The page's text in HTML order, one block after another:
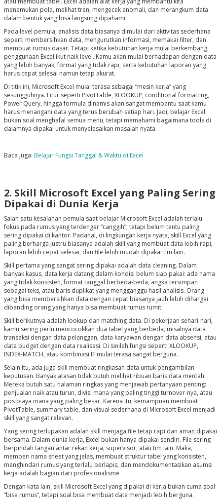
menemukan pola, melihat tren, mengecek anomali, dan merangkum data
dalam bentuk yang bisa langsung dipahami.
Pada level pemula, analisis data biasanya dimulai dari aktivitas sederhana
seperti membersihkan data, mengurutkan informasi, memakai filter, dan
membuat rumus dasar. Tetapi ketika kebutuhan kerja mulai berkembang,
penggunaan Excel ikut naik level. Kamu akan mulai berhadapan dengan data
yang lebih banyak, format yang tidak rapi, serta kebutuhan laporan yang
harus cepat selesai namun tetap akurat.
Di titik ini, Microsoft Excel mulai terasa sebagai “mesin kerja” yang
sesungguhnya. Fitur seperti PivotTable, XLOOKUP, conditional formatting,
Power Query, hingga formula dinamis akan sangat membantu saat kamu
harus menangani data yang terus berubah setiap hari. Jadi, belajar Excel
bukan soal menghafal semua menu, tetapi memahami bagaimana tools di
dalamnya dipakai untuk menyelesaikan masalah nyata.
Baca juga: Belajar Fungsi Tanggal & Waktu di Excel
2. Skill Microsoft Excel yang Paling Sering
Dipakai di Dunia Kerja
Salah satu kesalahan pemula saat belajar Microsoft Excel adalah terlalu
fokus pada rumus yang terdengar “canggih”, tetapi belum tentu paling
sering dipakai di kantor. Padahal, di lingkungan kerja nyata, skill Excel yang
paling berharga justru biasanya adalah skill yang membuat data lebih rapi,
laporan lebih cepat selesai, dan file lebih mudah dipakai tim lain.
Skill pertama yang sangat sering dipakai adalah data cleaning. Dalam
banyak kasus, data kerja datang dalam kondisi belum siap pakai: ada nama
yang tidak konsisten, format tanggal berbeda-beda, angka tersimpan
sebagai teks, atau baris duplikat yang mengganggu hasil analisis. Orang
yang bisa membersihkan data dengan cepat biasanya jauh lebih dihargai
dibanding orang yang hanya bisa membuat rumus rumit.
Skill berikutnya adalah lookup dan matching data. Di pekerjaan sehari-hari,
kamu sering perlu mencocokkan dua tabel yang berbeda, misalnya data
transaksi dengan data pelanggan, data karyawan dengan data absensi, atau
data budget dengan data realisasi. Di sinilah fungsi seperti XLOOKUP,
INDEX-MATCH, atau kombinasi IF mulai terasa sangat berguna.
Selain itu, ada juga skill membuat ringkasan data untuk pengambilan
keputusan. Banyak atasan tidak butuh melihat ribuan baris data mentah.
Mereka butuh satu halaman ringkas yang menjawab pertanyaan penting:
penjualan naik atau turun, divisi mana yang paling tinggi turnover-nya, atau
pos biaya mana yang paling besar. Karena itu, kemampuan membuat
PivotTable, summary table, dan visual sederhana di Microsoft Excel menjadi
skill yang sangat relevan.
Yang sering terlupakan adalah skill menjaga file tetap rapi dan aman dipakai
bersama. Dalam dunia kerja, Excel bukan hanya dipakai sendiri. File sering
berpindah tangan antar rekan kerja, supervisor, atau tim lain. Maka,
memberi nama sheet yang jelas, membuat struktur tabel yang konsisten,
menghindari rumus yang terlalu berlapis, dan mendokumentasikan asumsi
kerja adalah bagian dari profesionalisme.
Dengan kata lain, skill Microsoft Excel yang dipakai di kerja bukan cuma soal
“bisa rumus”, tetapi soal bisa membuat data menjadi lebih berguna.